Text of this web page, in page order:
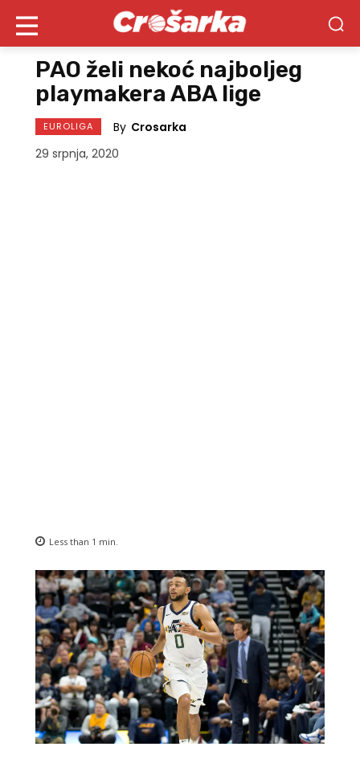
PAO želi nekoć najboljeg
playmakera ABA lige
EUROLIGA By Crosarka
29 srpnja, 2020
Less than 1 min.